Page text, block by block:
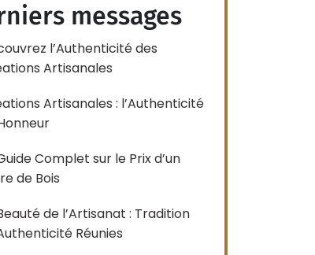
messages
l’Authenticité des
Artisanales
Artisanales : l’Authenticité
Complet sur le Prix d’un
de Bois
de l’Artisanat : Tradition
Réunies